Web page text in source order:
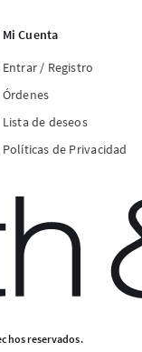
Mi Cuenta
Entrar / Registro
Órdenes
Lista de deseos
Políticas de Privacidad
reservados.